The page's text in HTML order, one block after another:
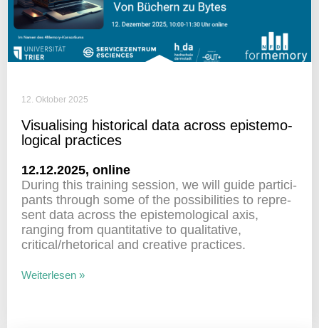
12. Oktober 2025
Visua­li­sing histo­rical data across epis­te­mo­
lo­gical practices
12.12.2025, online
During this trai­ning session, we will guide parti­ci­
pants through some of the possi­bi­li­ties to repre­
sent data across the epis­te­mo­lo­gical axis,
ranging from quan­ti­ta­tive to quali­ta­tive,
critical/rhetorical and crea­tive practices.
Weiterlesen »